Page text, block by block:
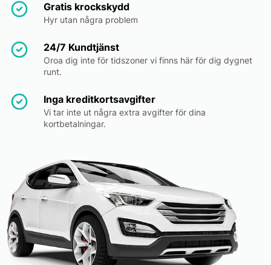
Gratis krockskydd
Hyr utan några problem
24/7 Kundtjänst
Oroa dig inte för tidszoner vi finns här för dig dygnet
runt.
Inga kreditkortsavgifter
Vi tar inte ut några extra avgifter för dina
kortbetalningar.